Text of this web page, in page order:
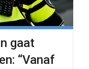
gaat
“Vanaf